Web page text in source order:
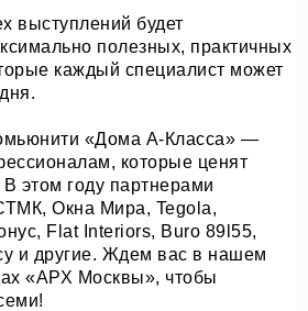
выступлений будет
полезных, практичных
каждый специалист может
«Дома А-Класса» —
которые ценят
В этом году партнерами
Окна Мира, Tegola,
Flat Interiors, Buro 89l55,
и другие. Ждем вас в нашем
«АРХ Москвы», чтобы